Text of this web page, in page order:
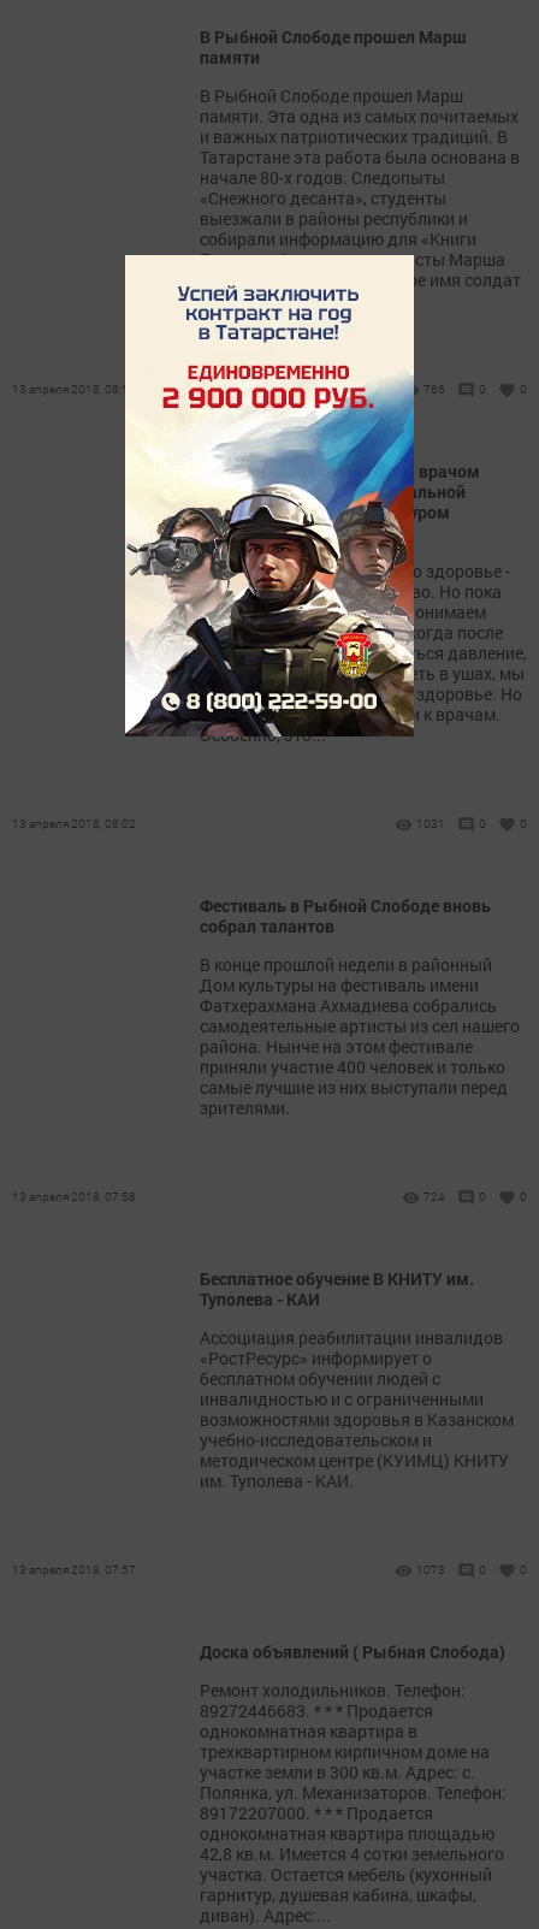
В Рыбной Слободе прошел Марш
памяти
В Рыбной Слободе прошел Марш
памяти. Эта одна из самых почитаемых
и важных патриотических традиций. В
Татарстане эта работа была основана в
начале 80-х годов. Следопыты
«Снежного десанта», студенты
выезжали в районы республики и
собирали информацию для «Книги
Памяти». А сегодня активисты Марша
памяти возвращают доброе имя солдат
до сих...
13 апреля 2018, 08:13 766 0 0
Наше интервью с главным врачом
Рыбно-Слободской центральной
районной больницы Мансуром
Китаевым:
Мы привыкли говорить, что здоровье -
это самое главное богатство. Но пока
молодые, мы не до конца понимаем
ценность этих слов. А вот когда после
сорока начинает подниматься давление,
болеть спина, голова, шуметь в ушах, мы
начинаем задумываться о здоровье. Но
даже тогда не спешим идти к врачам.
Особенно, это...
13 апреля 2018, 08:02 1031 0 0
Фестиваль в Рыбной Слободе вновь
собрал талантов
В конце прошлой недели в районный
Дом культуры на фестиваль имени
Фатхерахмана Ахмадиева собрались
самодеятельные артисты из сел нашего
района. Нынче на этом фестивале
приняли участие 400 человек и только
самые лучшие из них выступали перед
зрителями.
13 апреля 2018, 07:58 724 0 0
Бесплатное обучение В КНИТУ им.
Туполева - КАИ
Ассоциация реабилитации инвалидов
«РостРесурс» информирует о
бесплатном обучении людей с
инвалидностью и с ограниченными
возможностями здоровья в Казанском
учебно-исследовательском и
методическом центре (КУИМЦ) КНИТУ
им. Туполева - КАИ.
13 апреля 2018, 07:57 1073 0 0
Доска объявлений ( Рыбная Слобода)
Ремонт холодильников. Телефон:
89272446683. * * * Продается
однокомнатная квартира в
трехквартирном кирпичном доме на
участке земли в 300 кв.м. Адрес: с.
Полянка, ул. Механизаторов. Телефон:
89172207000. * * * Продается
однокомнатная квартира площадью
42,8 кв.м. Имеется 4 сотки земельного
участка. Остается мебель (кухонный
гарнитур, душевая кабина, шкафы,
диван). Адрес:...